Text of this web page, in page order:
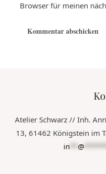
Browser für meinen
Atelier Schwarz // Inh.
13, 61462 Königstein im
in ** @